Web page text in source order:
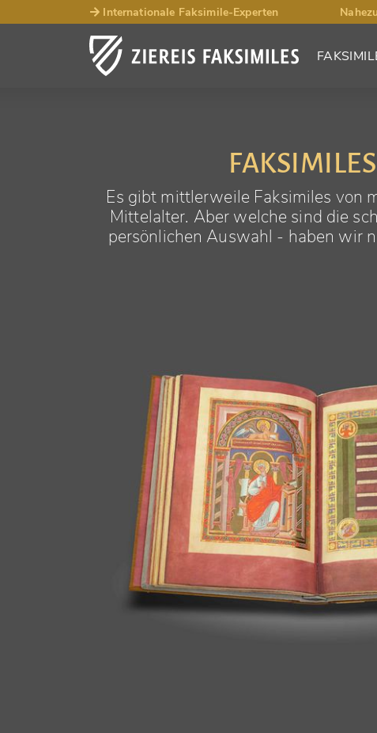
Internationale Faksimile-Experten
Es gibt mittlerweile Faksimiles von
Mittelalter. Aber welche sind die
persönlichen Auswahl - haben wir